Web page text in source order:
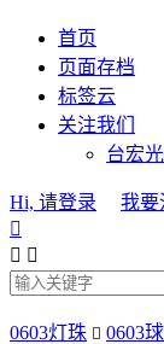
首页
页面存档
标签云
关注我们
台宏
Hi, 请登录 我要

 
0603灯珠  0603